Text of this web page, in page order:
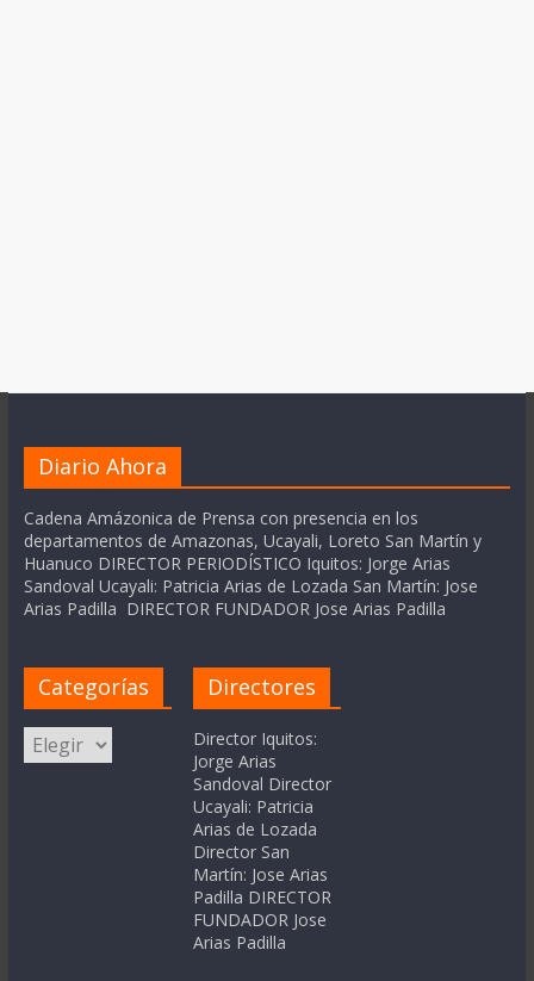
Diario Ahora
Cadena Amázonica de Prensa con presencia en los
departamentos de Amazonas, Ucayali, Loreto San Martín y
Huanuco DIRECTOR PERIODÍSTICO Iquitos: Jorge Arias
Sandoval Ucayali: Patricia Arias de Lozada San Martín: Jose
Arias Padilla DIRECTOR FUNDADOR Jose Arias Padilla
Categorías
Categorías
Directores
Director Iquitos:
Jorge Arias
Sandoval Director
Ucayali: Patricia
Arias de Lozada
Director San
Martín: Jose Arias
Padilla DIRECTOR
FUNDADOR Jose
Arias Padilla